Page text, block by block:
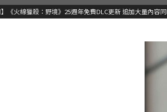
】《火線獵殺：野境》25週年免費DLC更新 追加大量內容